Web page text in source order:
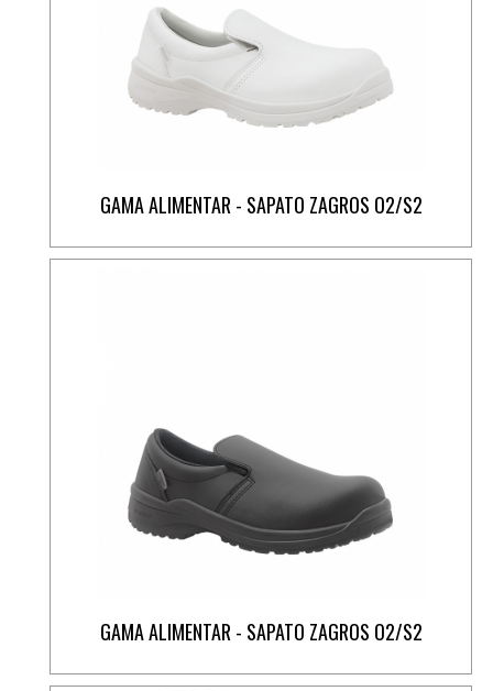
GAMA ALIMENTAR - SAPATO ZAGROS O2/S2
GAMA ALIMENTAR - SAPATO ZAGROS O2/S2